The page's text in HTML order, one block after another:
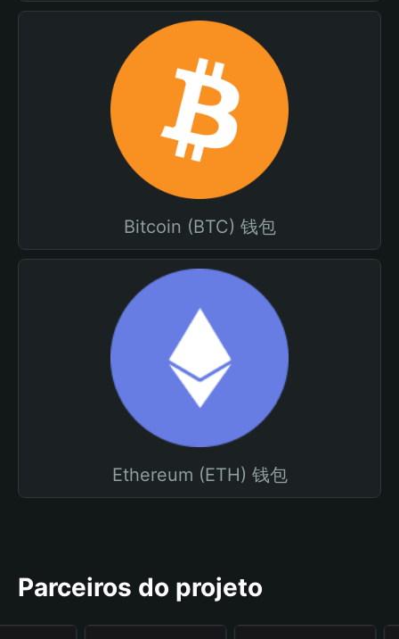
Bitcoin (BTC) 钱包
Ethereum (ETH) 钱包
Parceiros do projeto